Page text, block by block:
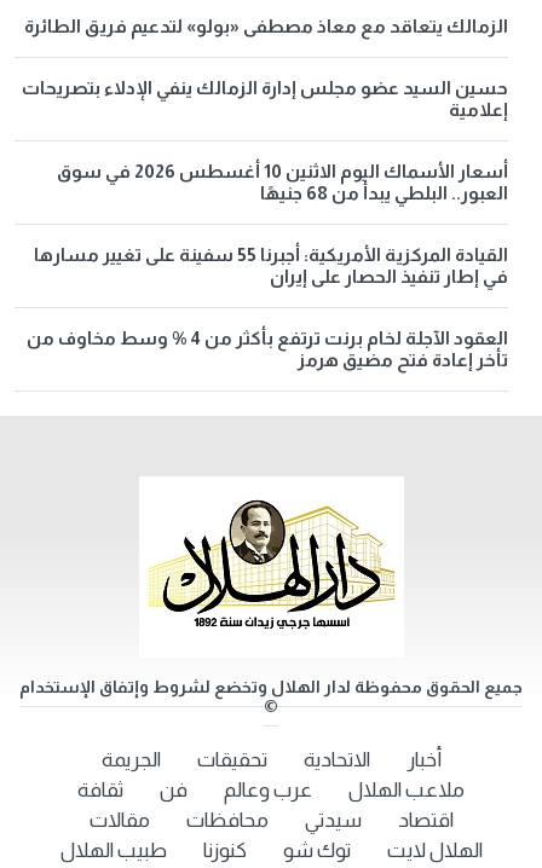
الزمالك يتعاقد مع معاذ مصطفى «بولو» لتدعيم فريق الطائرة
حسين السيد عضو مجلس إدارة الزمالك ينفي الإدلاء بتصريحات
إعلامية
أسعار الأسماك اليوم الاثنين 10 أغسطس 2026 في سوق
العبور.. البلطي يبدأ من 68 جنيهًا
القيادة المركزية الأمريكية: أجبرنا 55 سفينة على تغيير مسارها
في إطار تنفيذ الحصار على إيران
العقود الآجلة لخام برنت ترتفع بأكثر من 4 % وسط مخاوف من
تأخر إعادة فتح مضيق هرمز
جميع الحقوق محفوظة لدار الهلال وتخضع لشروط وإتفاق الإستخدام
©
أخبار الاتحادية تحقيقات
الجريمة
ملاعب الهلال
عرب وعالم فن
ثقافة
اقتصاد
سيدتي محافظات
مقالات
الهلال لايت
توك شو كنوزنا طبيب الهلال